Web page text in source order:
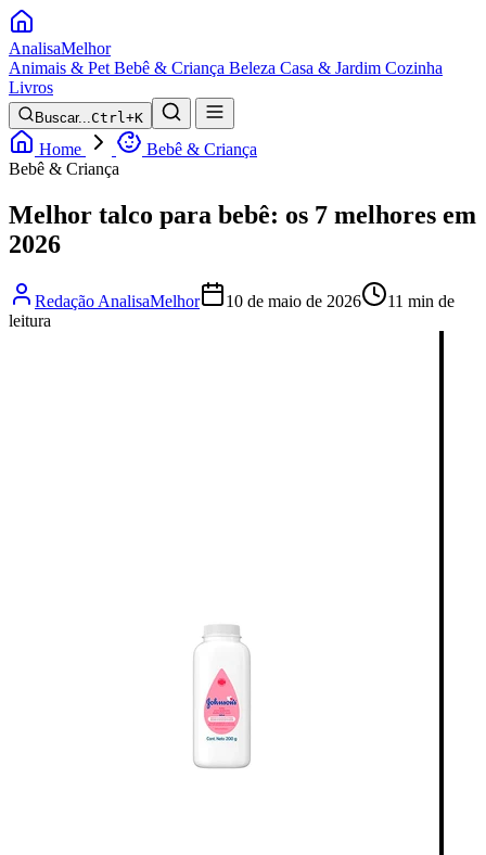
AnalisaMelhor
Animais & Pet Bebê & Criança Beleza Casa & Jardim Cozinha
Livros
Buscar...Ctrl+K
Home
Bebê & Criança
Bebê & Criança
Melhor talco para bebê: os 7 melhores em
2026
Redação AnalisaMelhor 10 de maio de 2026
11 min de
leitura